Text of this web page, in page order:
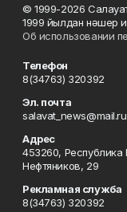
© 1999-2026
1999 йылдан нәшер
Об использовании
Телефон
8(34763) 320392
Эл. почта
salavat_news@mail.ru
Адрес
453260, Республика
Нефтяников, 29
Рекламная служба
8(34763) 320392